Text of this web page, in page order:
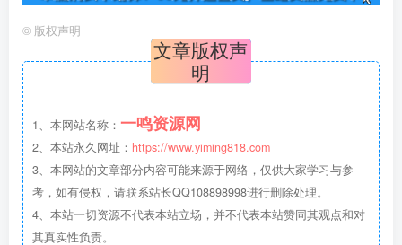
© 版权声明
文章版权声
明
1、本网站名称： 一鸣资源网
2、本站永久网址： https://www.yiming818.com
3、本网站的文章部分内容可能来源于网络，仅供大家学习与参
考，如有侵权，请联系站长QQ108898998进行删除处理。
4、本站一切资源不代表本站立场，并不代表本站赞同其观点和对
其真实性负责。